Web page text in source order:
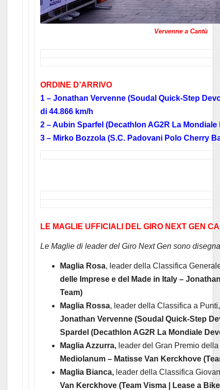
Vervenne a Cantù
ORDINE D’ARRIVO
1 – Jonathan Vervenne (Soudal Quick-Step
di 44.866 km/h
2 – Aubin Sparfel (Decathlon AG2R La Mondiale
3 – Mirko Bozzola (S.C. Padovani Polo Cherry
LE MAGLIE UFFICIALI DEL GIRO NEXT GEN
Le Maglie di leader del Giro Next Gen sono
Maglia Rosa, leader della Classifica
delle Imprese e del Made in Italy –
Team)
Maglia Rossa, leader della Classifica a
Jonathan Vervenne (Soudal Quick-Step
Spardel (Decathlon AG2R La Mondiale
Maglia Azzurra, leader del Gran Premio
Mediolanum – Matisse Van Kerckhove
Maglia Bianca,leader della Classifica
Van Kerckhove (Team Visma | Lease a